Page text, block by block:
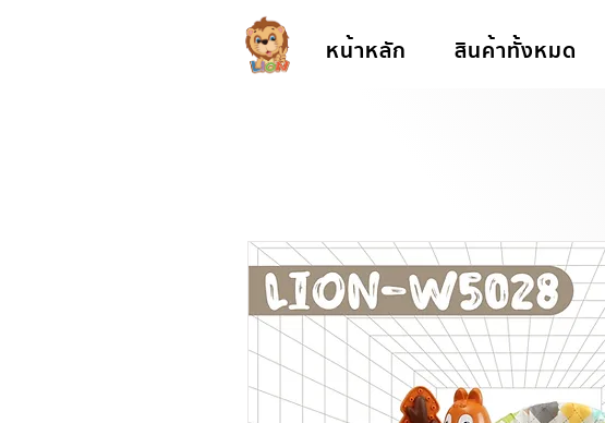
หน้าหลัก สินค้าทั้งหมด